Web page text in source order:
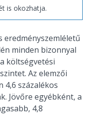
is okozhatja.
eredményszemléletű
minden bizonnyal
költségvetési
Az elemzői
4,6 százalékos
Jövőre egyébként, a
4,8